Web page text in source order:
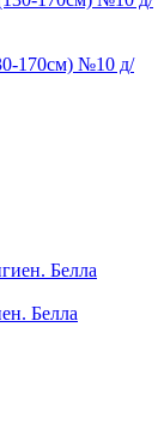
170см) №10 д/
Белла